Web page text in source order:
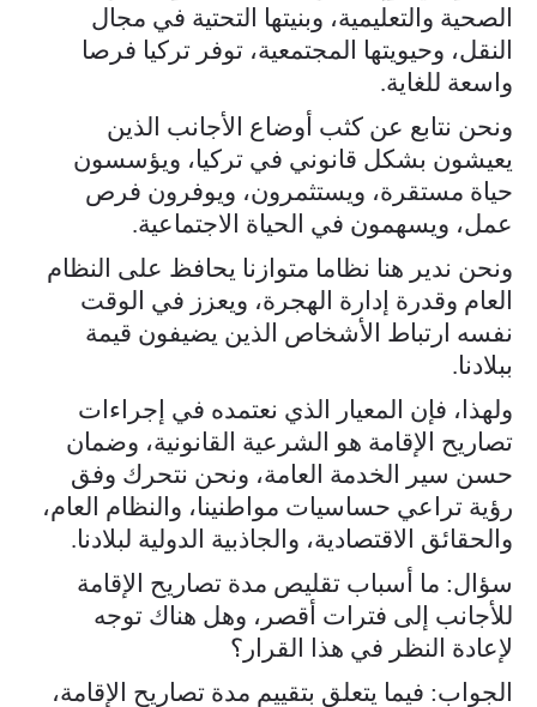
الصحية والتعليمية، وبنيتها التحتية في مجال
النقل، وحيويتها المجتمعية، توفر تركيا فرصا
واسعة للغاية.
ونحن نتابع عن كثب أوضاع الأجانب الذين
يعيشون بشكل قانوني في تركيا، ويؤسسون
حياة مستقرة، ويستثمرون، ويوفرون فرص
عمل، ويسهمون في الحياة الاجتماعية.
ونحن ندير هنا نظاما متوازنا يحافظ على النظام
العام وقدرة إدارة الهجرة، ويعزز في الوقت
نفسه ارتباط الأشخاص الذين يضيفون قيمة
ببلادنا.
ولهذا، فإن المعيار الذي نعتمده في إجراءات
تصاريح الإقامة هو الشرعية القانونية، وضمان
حسن سير الخدمة العامة، ونحن نتحرك وفق
رؤية تراعي حساسيات مواطنينا، والنظام العام،
والحقائق الاقتصادية، والجاذبية الدولية لبلادنا.
سؤال: ما أسباب تقليص مدة تصاريح الإقامة
للأجانب إلى فترات أقصر، وهل هناك توجه
لإعادة النظر في هذا القرار؟
الجواب: فيما يتعلق بتقييم مدة تصاريح الإقامة،